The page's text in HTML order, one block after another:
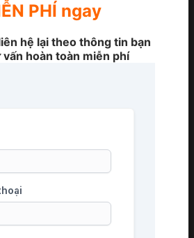
PHÍ ngay
hệ lại theo thông tin bạn
hoàn toàn miễn phí